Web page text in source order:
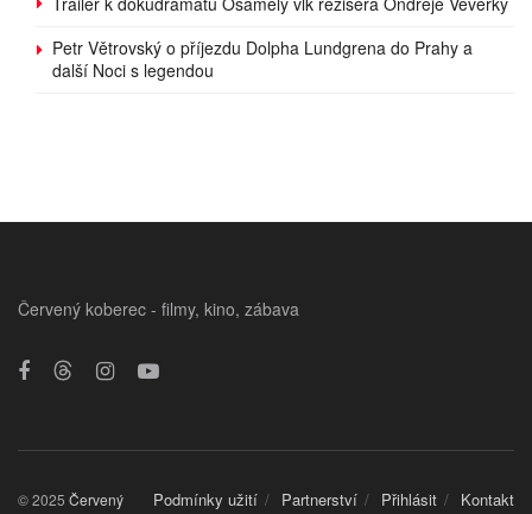
Petr Větrovský o příjezdu Dolpha Lundgrena do Prahy a
další Noci s legendou
Červený koberec - filmy, kino, zábava
Podmínky užití Partnerství Přihlásit Kontakt
© 2025 Červený